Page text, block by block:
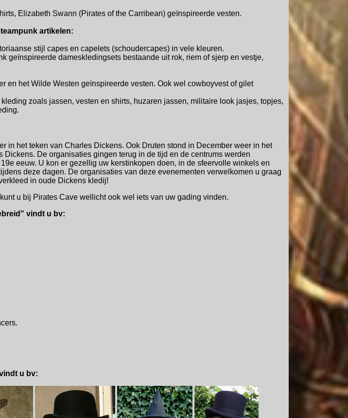
Elizabeth Swann (Pirates of the Carribean) geïnspireerde vesten.
artikelen:
stijl capes en capelets (schoudercapes) in vele kleuren.
geïnspireerde dameskledingsets bestaande uit rok, riem of sjerp en vestje,
en het Wilde Westen geïnspireerde vesten. Ook wel cowboyvest of gilet
zoals jassen, vesten en shirts, huzaren jassen, militaire look jasjes, topjes,
in het teken van Charles Dickens. Ook Druten stond in December weer in het
Dickens. De organisaties gingen terug in de tijd en de centrums werden
eeuw. U kon er gezellig uw kerstinkopen doen, in de sfeervolle winkels en
deze dagen. De organisaties van deze evenementen verwelkomen u graag
in oude Dickens kledij!
u bij Pirates Cave wellicht ook wel iets van uw gading vinden.
vindt u bv:
u bv: